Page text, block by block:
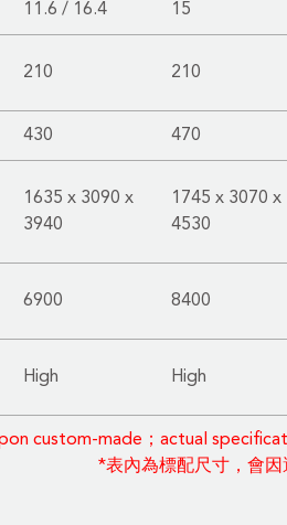
11.6 / 16.4 15
210 210
430 470
1635 x 3090 x
3940
1745 x 3070 x
4530
6900 8400
High High
custom-made；actual
*表內為標配尺寸，會